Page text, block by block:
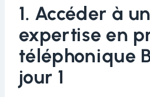
1. Accéder à
expertise en
téléphonique
jour 1